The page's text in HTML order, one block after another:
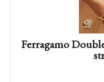
Ferragamo